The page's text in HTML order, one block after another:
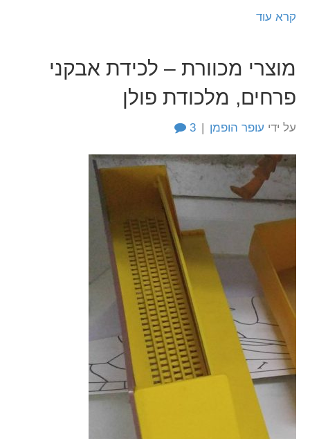
קרא עוד
מוצרי מכוורת – לכידת אבקני
פרחים, מלכודת פולן
על ידי עופר הופמן 3